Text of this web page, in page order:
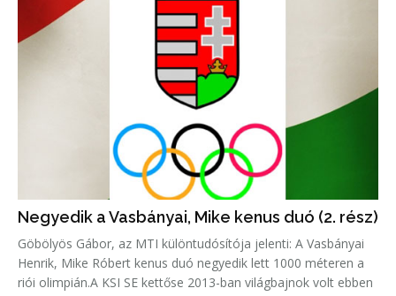
Negyedik a Vasbányai, Mike kenus duó (2. rész)
Göbölyös Gábor, az MTI különtudósítója jelenti: A Vasbányai
Henrik, Mike Róbert kenus duó negyedik lett 1000 méteren a
riói olimpián.A KSI SE kettőse 2013-ban világbajnok volt ebben